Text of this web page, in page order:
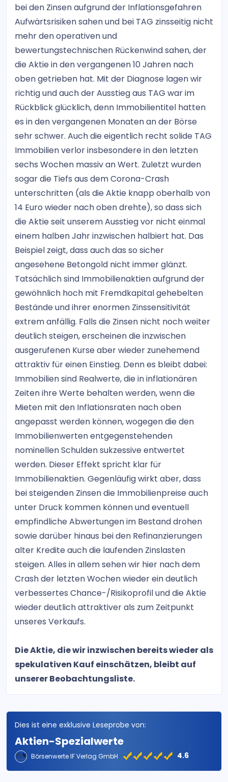
bei den Zinsen aufgrund der Inflationsgefahren
Aufwärtsrisiken sahen und bei TAG zinsseitig nicht
mehr den operativen und
bewertungstechnischen Rückenwind sahen, der
die Aktie in den vergangenen 10 Jahren nach
oben getrieben hat. Mit der Diagnose lagen wir
richtig und auch der Ausstieg aus TAG war im
Rückblick glücklich, denn Immobilientitel hatten
es in den vergangenen Monaten an der Börse
sehr schwer. Auch die eigentlich recht solide TAG
Immobilien verlor insbesondere in den letzten
sechs Wochen massiv an Wert. Zuletzt wurden
sogar die Tiefs aus dem Corona-Crash
unterschritten (als die Aktie knapp oberhalb von
14 Euro wieder nach oben drehte), so dass sich
die Aktie seit unserem Ausstieg vor nicht einmal
einem halben Jahr inzwischen halbiert hat. Das
Beispiel zeigt, dass auch das so sicher
angesehene Betongold nicht immer glänzt.
Tatsächlich sind Immobilienaktien aufgrund der
gewöhnlich hoch mit Fremdkapital gehebelten
Bestände und ihrer enormen Zinssensitivität
extrem anfällig. Falls die Zinsen nicht noch weiter
deutlich steigen, erscheinen die inzwischen
ausgerufenen Kurse aber wieder zunehemend
attraktiv für einen Einstieg. Denn es bleibt dabei:
Immobilien sind Realwerte, die in inflationären
Zeiten ihre Werte behalten werden, wenn die
Mieten mit den Inflationsraten nach oben
angepasst werden können, wogegen die den
Immobilienwerten entgegenstehenden
nominellen Schulden sukzessive entwertet
werden. Dieser Effekt spricht klar für
Immobilienaktien. Gegenläufig wirkt aber, dass
bei steigenden Zinsen die Immobilienpreise auch
unter Druck kommen können und eventuell
empfindliche Abwertungen im Bestand drohen
sowie darüber hinaus bei den Refinanzierungen
alter Kredite auch die laufenden Zinslasten
steigen. Alles in allem sehen wir hier nach dem
Crash der letzten Wochen wieder ein deutlich
verbessertes Chance-/Risikoprofil und die Aktie
wieder deutlich attraktiver als zum Zeitpunkt
unseres Verkaufs.
Die Aktie, die wir inzwischen bereits wieder als
spekulativen Kauf einschätzen, bleibt auf
unserer Beobachtungsliste.
Dies ist eine exklusive Leseprobe von:
Aktien-Spezialwerte
Börsenwerte IF Verlag GmbH 4.6